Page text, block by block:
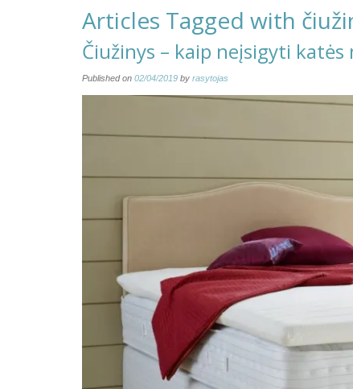
Articles Tagged with
Čiužinys – kaip neįsigyti katės
Published on 02/04/2019 by rasytojas